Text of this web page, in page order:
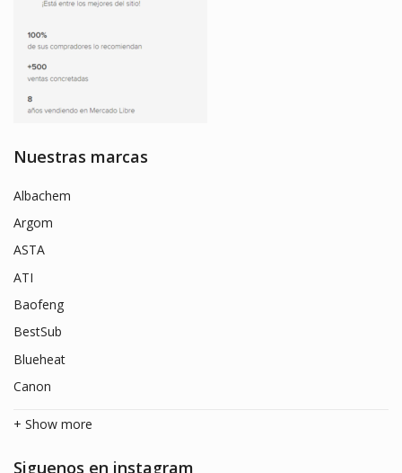
Nuestras marcas
Albachem
Argom
ASTA
ATI
Baofeng
BestSub
Blueheat
Canon
+ Show more
Siguenos en instagram